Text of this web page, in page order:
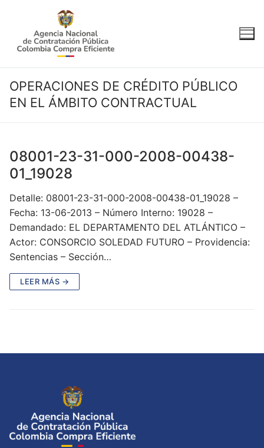
contenido
OPERACIONES DE CRÉDITO PÚBLICO
EN EL ÁMBITO CONTRACTUAL
08001-23-31-000-2008-00438-
01_19028
Detalle: 08001-23-31-000-2008-00438-01_19028 –
Fecha: 13-06-2013 – Número Interno: 19028 –
Demandado: EL DEPARTAMENTO DEL ATLÁNTICO –
Actor: CONSORCIO SOLEDAD FUTURO – Providencia:
Sentencias – Sección…
LEER MÁS →